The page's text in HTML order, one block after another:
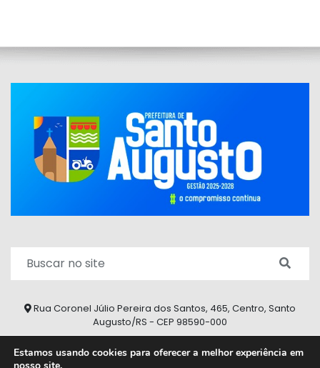
Rua Coronel Júlio Pereira dos Santos, 465, Centro, Santo
Augusto/RS - CEP 98590-000
Estamos usando cookies para oferecer a melhor experiência em